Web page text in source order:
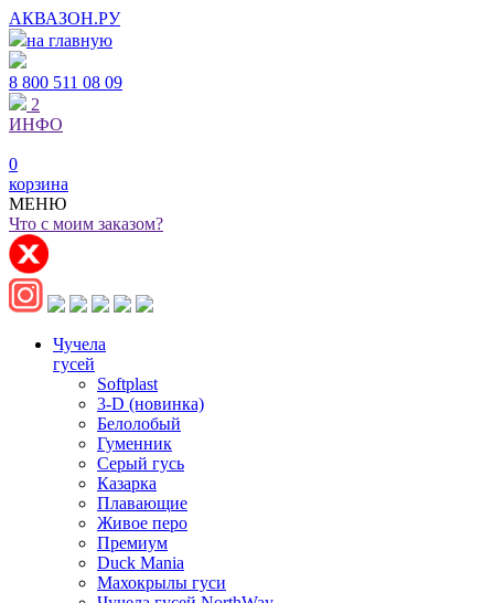
АКВАЗОН.РУ
на главную
8 800 511 08 09
2
ИНФО
0
корзина
МЕНЮ
Что с моим заказом?
Чучела
гусей
Softplast
3-D (новинка)
Белолобый
Гуменник
Серый гусь
Казарка
Плавающие
Живое перо
Премиум
Duck Mania
Махокрылы гуси